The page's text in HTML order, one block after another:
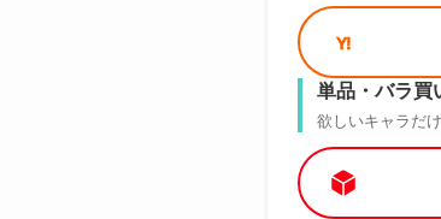
単品・バラ買
欲しいキャラだ